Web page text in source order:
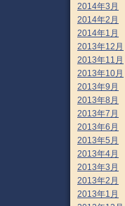
2014年3月
2014年2月
2014年1月
2013年12月
2013年11月
2013年10月
2013年9月
2013年8月
2013年7月
2013年6月
2013年5月
2013年4月
2013年3月
2013年2月
2013年1月